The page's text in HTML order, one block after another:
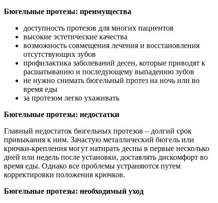
Бюгельные протезы: преимущества
доступность протезов для многих пациентов
высокие эстетические качества
возможность совмещения лечения и восстановления
отсутствующих зубов
профилактика заболеваний десен, которые приводят к
расшатыванию и последующему выпадению зубов
не нужно снимать бюгельный протез на ночь или во
время еды
за протезом легко ухаживать
Бюгельные протезы: недостатки
Главный недостаток бюгельных протезов – долгий срок
привыкания к ним. Зачастую металлический бюгель или
крючки-крепления могут натирать десны в первые несколько
дней или недель после установки, доставлять дискомфорт во
время еды. Однако все проблемы устраняются путем
корректировки положения крючков.
Бюгельные протезы: необходимый уход